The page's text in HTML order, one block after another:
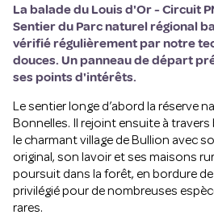
La balade du Louis d'Or - Circuit
Sentier du Parc naturel régional
vérifié régulièrement par notre
douces. Un panneau de départ
ses points d'intérêts.
Le sentier longe d’abord la réserve
Bonnelles. Il rejoint ensuite à travers
le charmant village de Bullion avec
original, son lavoir et ses maisons
poursuit dans la forêt, en bordure
privilégié pour de nombreuses
rares.